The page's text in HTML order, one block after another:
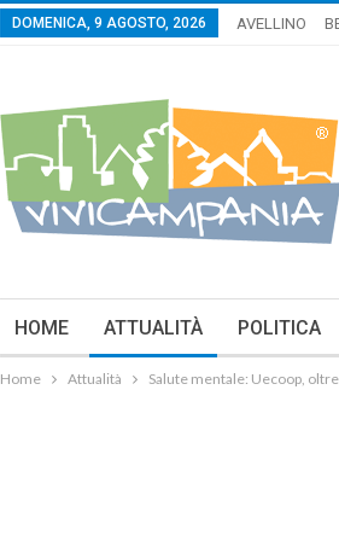
DOMENICA, 9 AGOSTO, 2026 AVELLINO
HOME ATTUALITÀ POLITICA
Home Attualità Salute mentale: Uecoop,